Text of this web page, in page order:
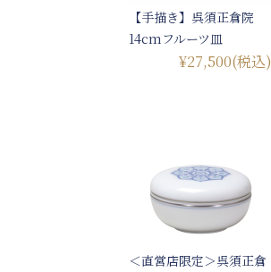
【手描き】呉須正倉院
14cmフルーツ皿
¥27,500(税込)
＜直営店限定＞呉須正倉